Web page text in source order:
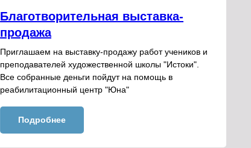
Благотворительная выставка-
продажа
Приглашаем на выставку-продажу работ учеников и
преподавателей художественной школы "Истоки".
Все собранные деньги пойдут на помощь в
реабилитационный центр "Юна"
Подробнее